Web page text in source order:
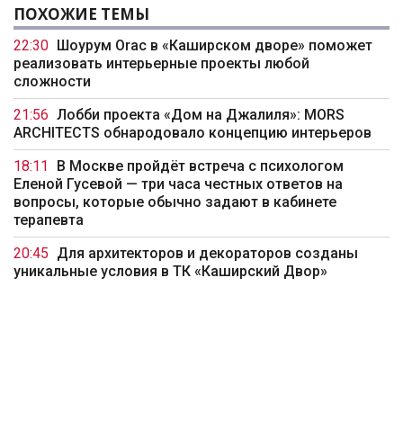
ПОХОЖИЕ ТЕМЫ
22:30
Шоурум Orac в «Каширском дворе» поможет
реализовать интерьерные проекты любой
сложности
21:56 Лобби проекта «Дом на Джалиля»: MORS
ARCHITECTS обнародовало концепцию интерьеров
18:11
В Москве пройдёт встреча с психологом
Еленой Гусевой — три часа честных ответов на
вопросы, которые обычно задают в кабинете
терапевта
20:45 Для архитекторов и декораторов созданы
уникальные условия в ТК «Каширский Двор»